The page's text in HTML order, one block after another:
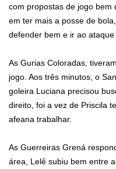
com propostas de jogo bem
em ter mais a posse de
defender bem e ir ao
As Gurias Coloradas,
jogo. Aos três minutos, o
goleira Luciana precisou
direito, foi a vez de Priscila
afeana trabalhar.
As Guerreiras Grená
área, Lelê subiu bem entre